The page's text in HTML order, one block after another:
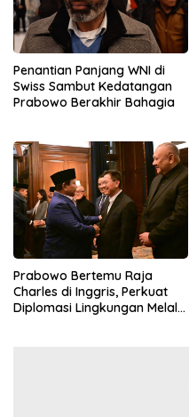
Penantian Panjang WNI di
Swiss Sambut Kedatangan
Prabowo Berakhir Bahagia
Prabowo Bertemu Raja
Charles di Inggris, Perkuat
Diplomasi Lingkungan Melalui